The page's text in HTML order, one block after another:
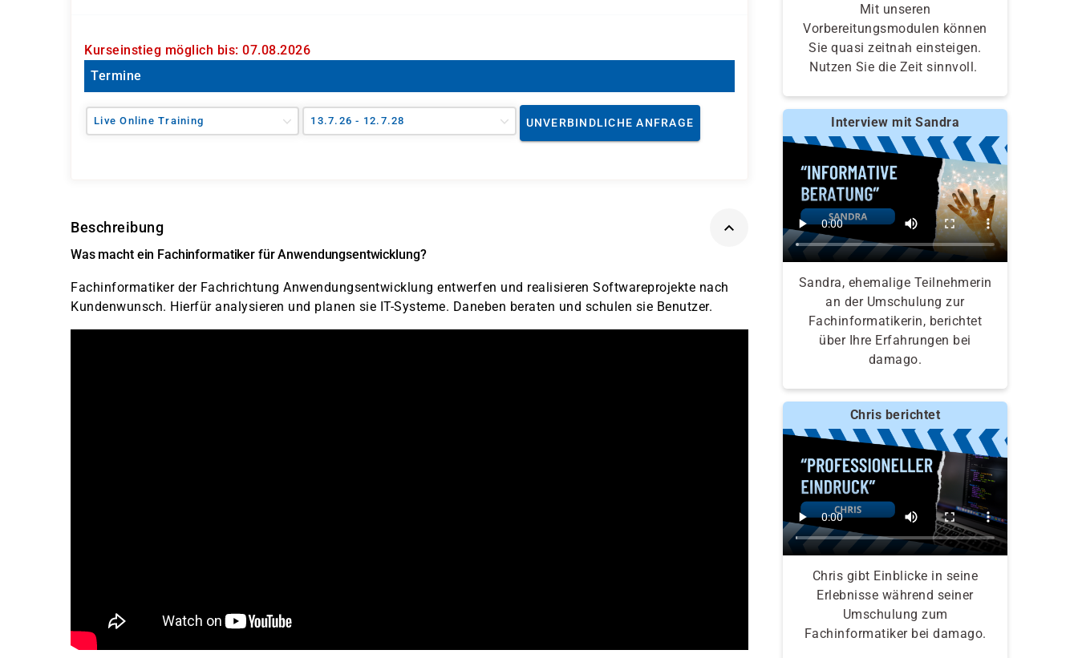
Kurseinstieg möglich bis: 07.08.2026
Termine
Live Online Training 13.7.26 - 12.7.28 UNVERBINDLICHE ANFRAGE
Beschreibung
Was macht ein Fachinformatiker für Anwendungsentwicklung?
Fachinformatiker der Fachrichtung Anwendungsentwicklung entwerfen und realisieren Softwareprojekte nach
Kundenwunsch. Hierfür analysieren und planen sie IT-Systeme. Daneben beraten und schulen sie Benutzer.
Mit unseren
Vorbereitungsmodulen können
Sie quasi zeitnah einsteigen.
Nutzen Sie die Zeit sinnvoll.
Interview mit Sandra
Sandra, ehemalige Teilnehmerin
an der Umschulung zur
Fachinformatikerin, berichtet
über Ihre Erfahrungen bei
damago.
Chris berichtet
Chris gibt Einblicke in seine
Erlebnisse während seiner
Umschulung zum
Fachinformatiker bei damago.